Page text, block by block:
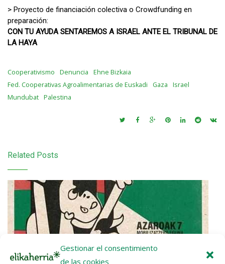
Gestionar el consentimiento
de las cookies
> Proyecto de financiación colectiva o Crowdfunding en
preparación:
CON TU AYUDA SENTAREMOS A ISRAEL ANTE EL TRIBUNAL DE
LA HAYA
Cooperativismo Denuncia
Ehne Bizkaia
Fed. Cooperativas Agroalimentarias de Euskadi
Gaza
Israel
Mundubat Palestina
Related Posts